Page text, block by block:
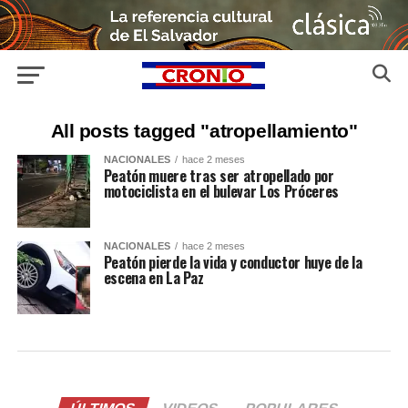
All posts tagged "atropellamiento"
NACIONALES hace 2 meses
Peatón muere tras ser atropellado por
motociclista en el bulevar Los Próceres
NACIONALES hace 2 meses
Peatón pierde la vida y conductor huye de la
escena en La Paz